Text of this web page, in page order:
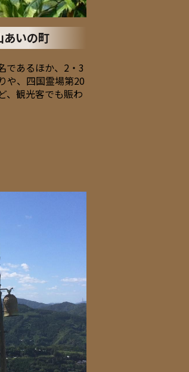
あいの町
であるほか、2・3
や、四国霊場第20
、観光客でも賑わ